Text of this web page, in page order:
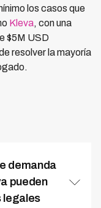
los casos que
Kleva, con una
$5M USD
resolver la mayoría
demanda
pueden
legales